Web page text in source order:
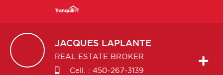
JACQUES LAPLANTE
REAL ESTATE BROKER
Cell. : 450-267-3139